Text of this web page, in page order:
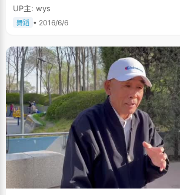
UP主: wys
舞蹈 • 2016/6/6